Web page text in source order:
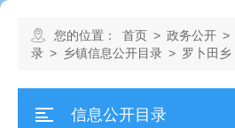
您的位置： 首页 > 政务公开 >
录 > 乡镇信息公开目录 > 罗卜田乡
信息公开目录